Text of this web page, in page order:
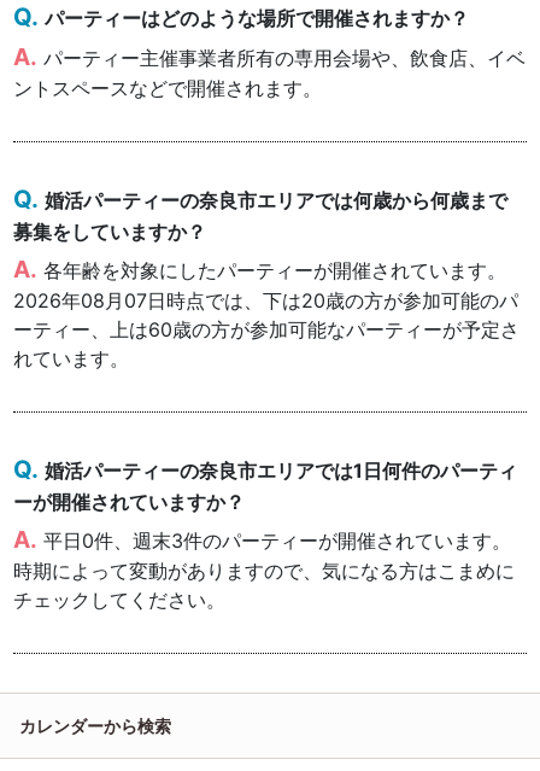
パーティーはどのような場所で開催されますか？
パーティー主催事業者所有の専用会場や、飲食店、イベ
ントスペースなどで開催されます。
婚活パーティーの奈良市エリアでは何歳から何歳まで
募集をしていますか？
各年齢を対象にしたパーティーが開催されています。
2026年08月07日時点では、下は20歳の方が参加可能のパ
ーティー、上は60歳の方が参加可能なパーティーが予定さ
れています。
婚活パーティーの奈良市エリアでは1日何件のパーティ
ーが開催されていますか？
平日0件、週末3件のパーティーが開催されています。
時期によって変動がありますので、気になる方はこまめに
チェックしてください。
カレンダーから検索